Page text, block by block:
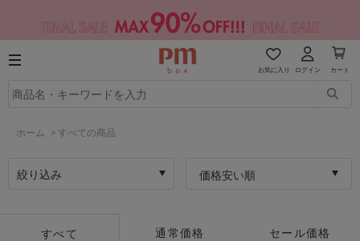
お気に入り ログイン カート
ホーム > すべての商品
絞り込み 価格安い順
すべて 通常価格 セール価格